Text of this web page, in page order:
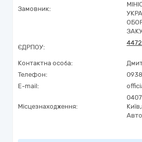
Замовник:
ЄДРПОУ:
Контактна особа:
Телефон:
E-mail:
Місцезнаходження:
Київ,